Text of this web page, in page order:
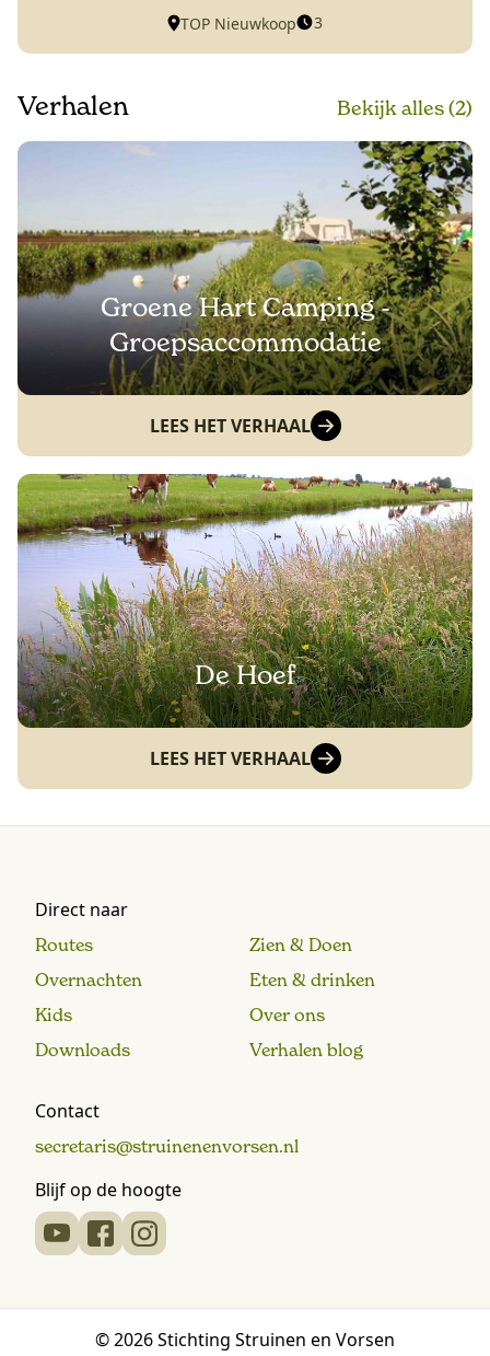
TOP Nieuwkoop 3
Verhalen Bekijk alles(2)
Groene Hart Camping -
Groepsaccommodatie
LEES HET VERHAAL
De Hoef
LEES HET VERHAAL
Direct naar
Routes
Zien & Doen
Overnachten
Eten & drinken
Kids
Over ons
Downloads
Verhalen blog
Contact
secretaris@struinenenvorsen.nl
Blijf op de hoogte
© 2026 Stichting Struinen en Vorsen